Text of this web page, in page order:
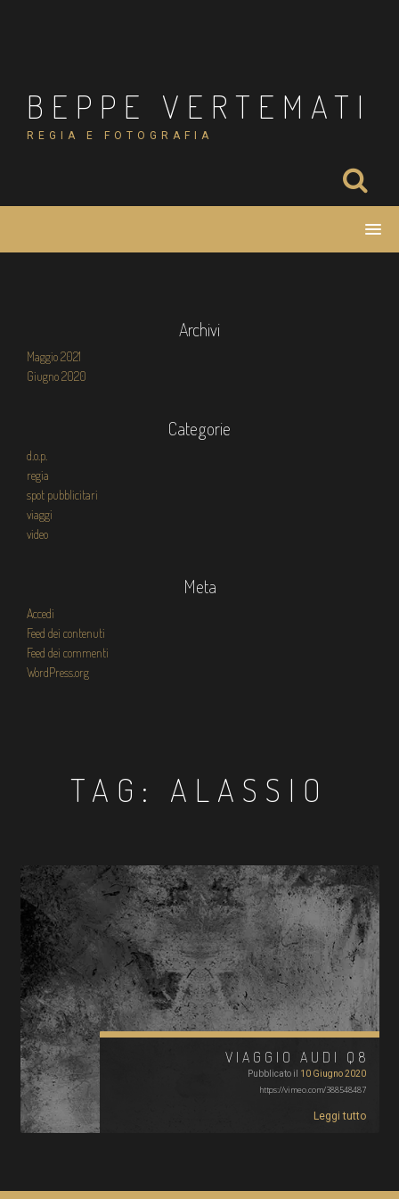
BEPPE VERTEMATI
REGIA E FOTOGRAFIA
Archivi
Maggio 2021
Giugno 2020
Categorie
d.o.p.
regia
spot pubblicitari
viaggi
video
Meta
Accedi
Feed dei contenuti
Feed dei commenti
WordPress.org
TAG: ALASSIO
VIAGGIO AUDI Q8
Pubblicato il 10 Giugno 2020
https://vimeo.com/388548487
Leggi tutto